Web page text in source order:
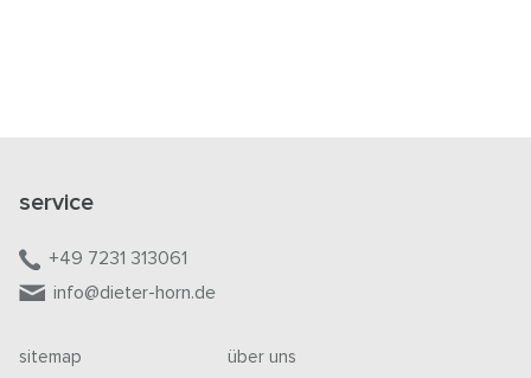
service
+49 7231 313061
info@dieter-horn.de
sitemap
über uns